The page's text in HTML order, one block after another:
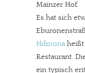
Mainzer Hof.
Es hat sich
Hdmonaheißt
Restaurant.
ein typisch